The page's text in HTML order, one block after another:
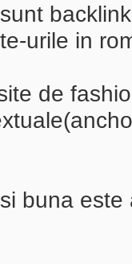
urile in
de
buna